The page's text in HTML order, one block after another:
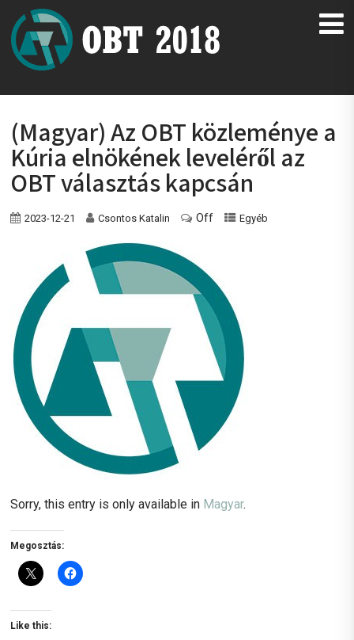
(Magyar) Az OBT közleménye a
Kúria elnökének leveléről az
OBT választás kapcsán
2023-12-21 Csontos Katalin Off Egyéb
Sorry, this entry is only available in Magyar.
Megosztás:
Like this: